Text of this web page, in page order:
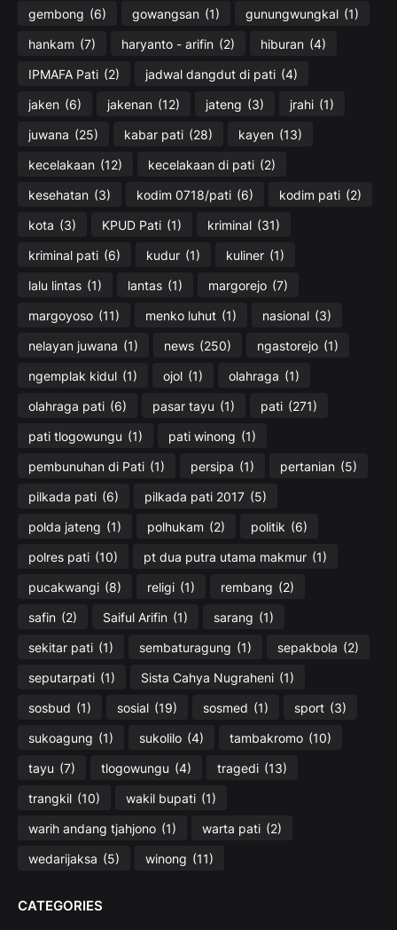
gembong (6) gowangsan (1) gunungwungkal (1)
hankam (7) haryanto - arifin (2) hiburan (4)
IPMAFA Pati (2) jadwal dangdut di pati (4)
jaken (6) jakenan (12) jateng (3) jrahi (1)
juwana (25) kabar pati (28) kayen (13)
kecelakaan (12) kecelakaan di pati (2)
kesehatan (3) kodim 0718/pati (6) kodim pati (2)
kota (3) KPUD Pati (1) kriminal (31)
kriminal pati (6) kudur (1) kuliner (1)
lalu lintas (1) lantas (1) margorejo (7)
margoyoso (11) menko luhut (1) nasional (3)
nelayan juwana (1) news (250) ngastorejo (1)
ngemplak kidul (1) ojol (1) olahraga (1)
olahraga pati (6) pasar tayu (1) pati (271)
pati tlogowungu (1) pati winong (1)
pembunuhan di Pati (1) persipa (1) pertanian (5)
pilkada pati (6) pilkada pati 2017 (5)
polda jateng (1) polhukam (2) politik (6)
polres pati (10) pt dua putra utama makmur (1)
pucakwangi (8) religi (1) rembang (2)
safin (2) Saiful Arifin (1) sarang (1)
sekitar pati (1) sembaturagung (1) sepakbola (2)
seputarpati (1) Sista Cahya Nugraheni (1)
sosbud (1) sosial (19) sosmed (1) sport (3)
sukoagung (1) sukolilo (4) tambakromo (10)
tayu (7) tlogowungu (4) tragedi (13)
trangkil (10) wakil bupati (1)
warih andang tjahjono (1) warta pati (2)
wedarijaksa (5) winong (11)
CATEGORIES